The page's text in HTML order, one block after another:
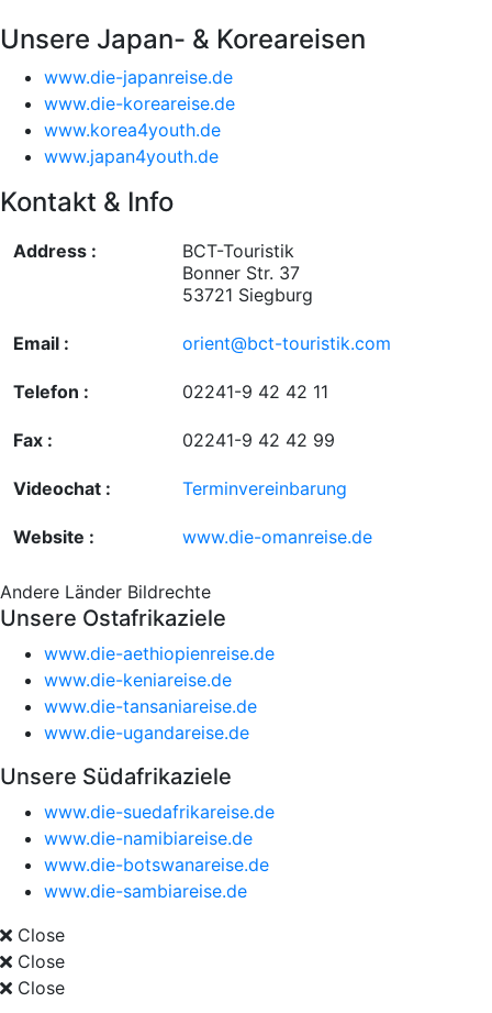
Unsere Japan- & Koreareisen
www.die-japanreise.de
www.die-koreareise.de
www.korea4youth.de
www.japan4youth.de
Kontakt & Info
Address :
BCT-Touristik
Bonner Str. 37
53721 Siegburg
Email : orient@bct-touristik.com
Telefon : 02241-9 42 42 11
Fax : 02241-9 42 42 99
Videochat : Terminvereinbarung
Website : www.die-omanreise.de
Andere Länder Bildrechte
Unsere Ostafrikaziele
www.die-aethiopienreise.de
www.die-keniareise.de
www.die-tansaniareise.de
www.die-ugandareise.de
Unsere Südafrikaziele
www.die-suedafrikareise.de
www.die-namibiareise.de
www.die-botswanareise.de
www.die-sambiareise.de
Close
Close
Close